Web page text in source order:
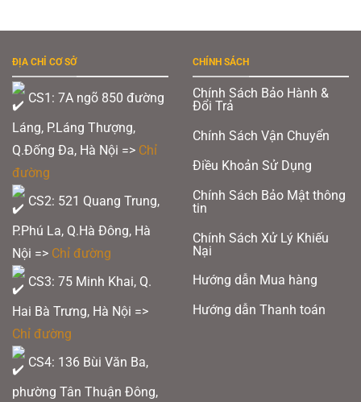
ĐỊA CHỈ CƠ SỞ
CS1: 7A ngõ 850 đường
Láng, P.Láng Thượng,
Q.Đống Đa, Hà Nội => Chỉ
đường
CS2: 521 Quang Trung,
P.Phú La, Q.Hà Đông, Hà
Nội => Chỉ đường
CS3: 75 Minh Khai, Q.
Hai Bà Trưng, Hà Nội =>
Chỉ đường
CS4: 136 Bùi Văn Ba,
phường Tân Thuận Đông,
CHÍNH SÁCH
Chính Sách Bảo Hành &
Đổi Trả
Chính Sách Vận Chuyển
Điều Khoản Sử Dụng
Chính Sách Bảo Mật thông
tin
Chính Sách Xử Lý Khiếu
Nại
Hướng dẫn Mua hàng
Hướng dẫn Thanh toán